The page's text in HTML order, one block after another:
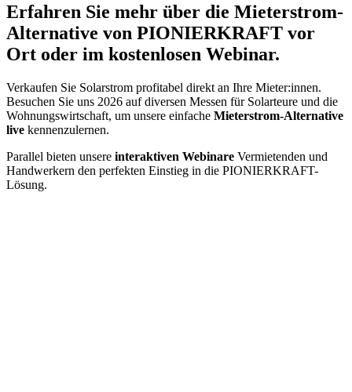
Erfahren Sie mehr über die Mieterstrom-
Alternative von PIONIERKRAFT vor
Ort oder im kostenlosen Webinar.
Verkaufen Sie Solarstrom profitabel direkt an Ihre Mieter:innen.
Besuchen Sie uns 2026 auf diversen Messen für Solarteure und die
Wohnungswirtschaft, um unsere einfache Mieterstrom-Alternative
live kennenzulernen.
Parallel bieten unsere interaktiven Webinare Vermietenden und
Handwerkern den perfekten Einstieg in die PIONIERKRAFT-
Lösung.